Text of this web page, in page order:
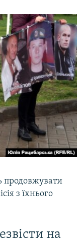
продовжувати
з їхнього
на